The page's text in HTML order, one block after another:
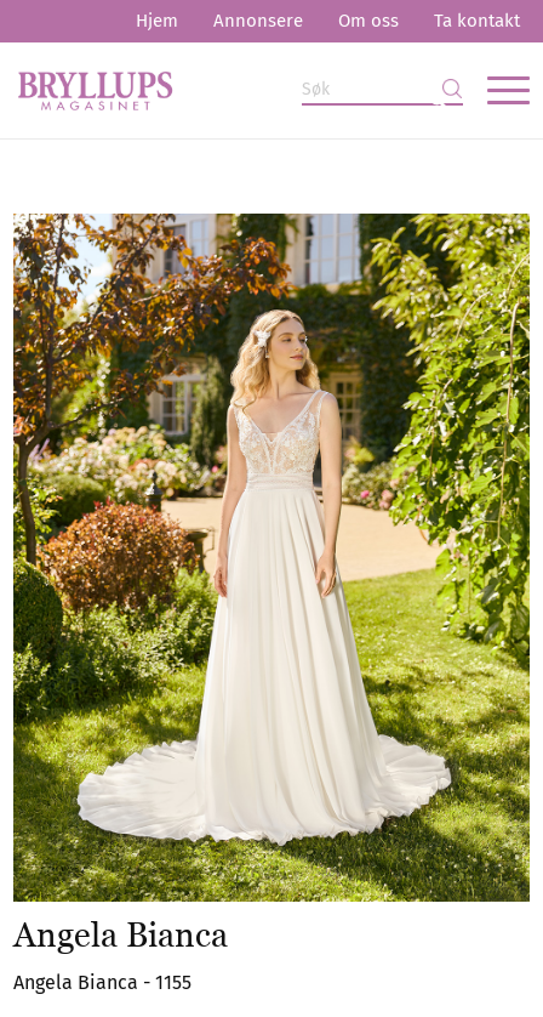
Hjem Annonsere Om oss Ta kontakt
Angela Bianca
Angela Bianca - 1155